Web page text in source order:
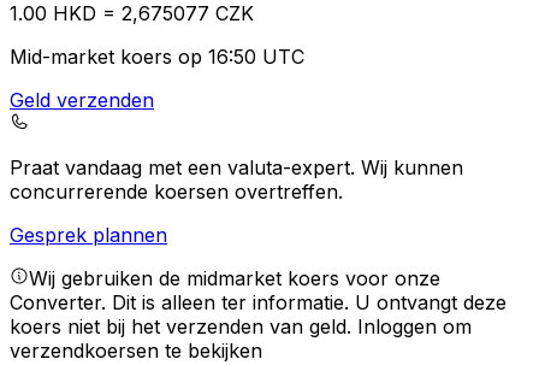
1.00 HKD = 2,675077 CZK
Mid-market koers op 16:50 UTC
Geld verzenden
Praat vandaag met een valuta-expert. Wij kunnen
concurrerende koersen overtreffen.
Gesprek plannen
Wij gebruiken de midmarket koers voor onze
Converter. Dit is alleen ter informatie. U ontvangt deze
koers niet bij het verzenden van geld. Inloggen om
verzendkoersen te bekijken